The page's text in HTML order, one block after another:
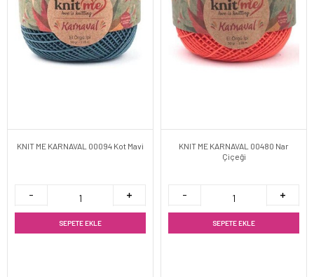
KNIT ME KARNAVAL 00094 Kot Mavi
SEPETE EKLE
KNIT ME KARNAVAL 00480 Nar
Çiçeği
SEPETE EKLE